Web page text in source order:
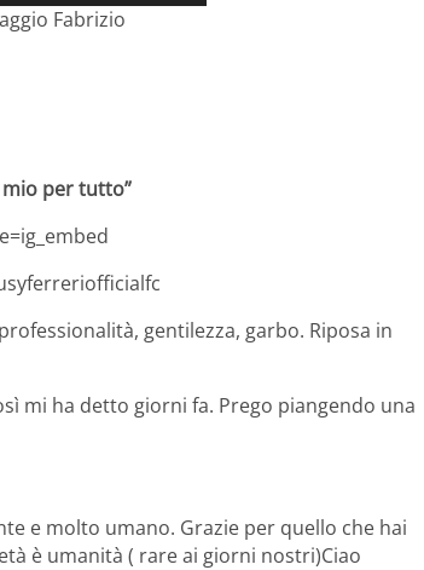
Fabrizio
per tutto”
gentilezza, garbo. Riposa in
mi ha detto giorni fa. Prego piangendo una
e molto umano. Grazie per quello che hai
è umanità ( rare ai giorni nostri)Ciao